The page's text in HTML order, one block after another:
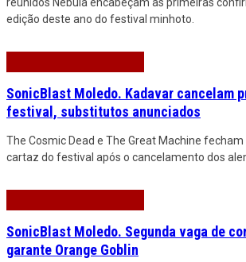
reunidos Nebula encabeçam as primeiras
edição deste ano do festival minhoto.
SonicBlast Moledo. Kadavar cancelam
festival, substitutos anunciados
The Cosmic Dead e The Great Machine
cartaz do festival após o cancelamento dos
SonicBlast Moledo. Segunda vaga de
garante Orange Goblin